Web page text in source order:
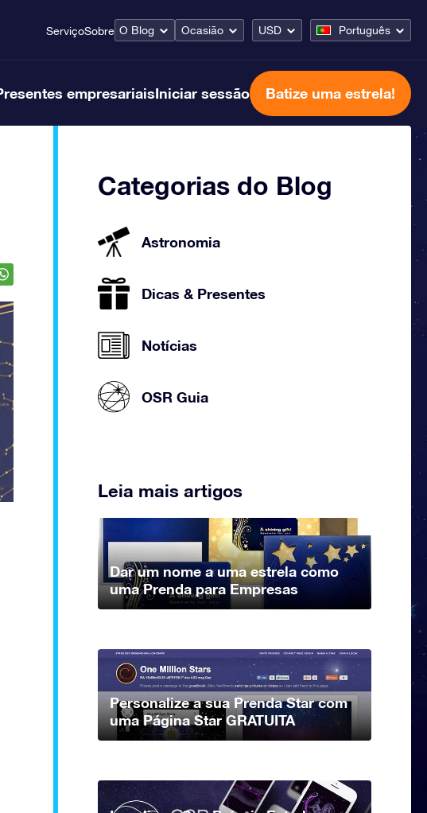
ServiçoSobre O Blog Ocasião USD Português
empresariaisIniciar sessão Batize uma estrela!
Categorias do Blog
Astronomia
Dicas & Presentes
Notícias
OSR Guia
Leia mais artigos
Dar um nome a uma estrela como
uma Prenda para Empresas
Personalize a sua Prenda Star com
uma Página Star GRATUITA